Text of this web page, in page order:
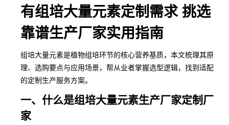
有组培大量元素定制需求 挑选
靠谱生产厂家实用指南
组培大量元素是植物组培环节的核心营养基质，本文梳理其原
理、选购要点与应用场景，帮从业者掌握选型逻辑，找到适配
的定制生产服务方案。
一、什么是组培大量元素生产厂家定制厂
家